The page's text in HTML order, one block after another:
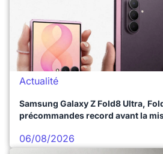
Actualité
Samsung Galaxy Z Fold8 Ultra,
précommandes record avant la
06/08/2026